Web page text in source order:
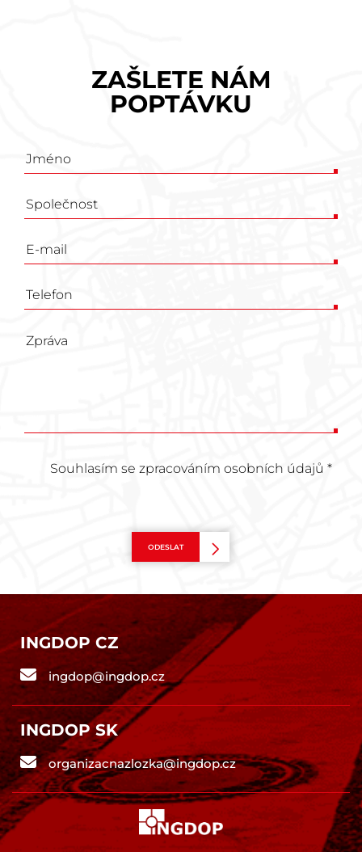
ZAŠLETE NÁM
POPTÁVKU
Poptávkový
Souhlasím se zpracováním osobních údajů *
ODESLAT
INGDOP CZ
ingdop@ingdop.cz
INGDOP SK
organizacnazlozka@ingdop.cz